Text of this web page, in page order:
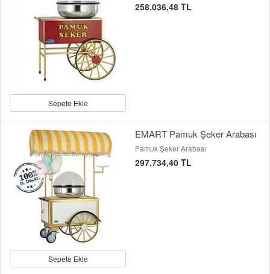
Sepete Ekle
258.036,48 TL
Sepete Ekle
EMART Pamuk Şeker Arabası
Pamuk Şeker Arabası
297.734,40 TL